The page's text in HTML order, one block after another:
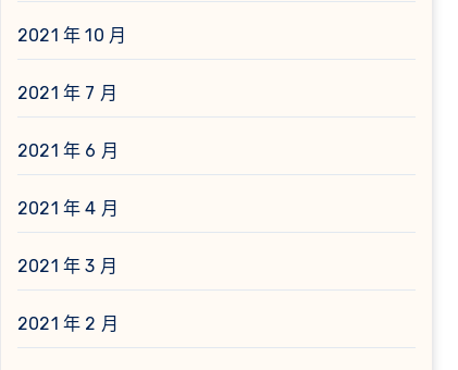
2021 年 10 月
2021 年 7 月
2021 年 6 月
2021 年 4 月
2021 年 3 月
2021 年 2 月